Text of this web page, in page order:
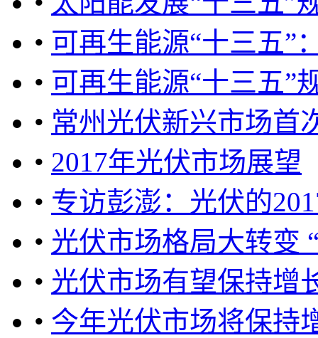
• 可再生能源“十三五”
• 可再生能源“十三五”
• 常州光伏新兴市场首
• 2017年光伏市场展望
• 专访彭澎：光伏的
• 光伏市场格局大转变
• 光伏市场有望保持增
• 今年光伏市场将保持